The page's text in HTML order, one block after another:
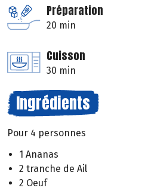
Préparation
20 min
Cuisson
30 min
Ingrédients
Pour 4 personnes
1 Ananas
2 tranche de Ail
2 Oeuf